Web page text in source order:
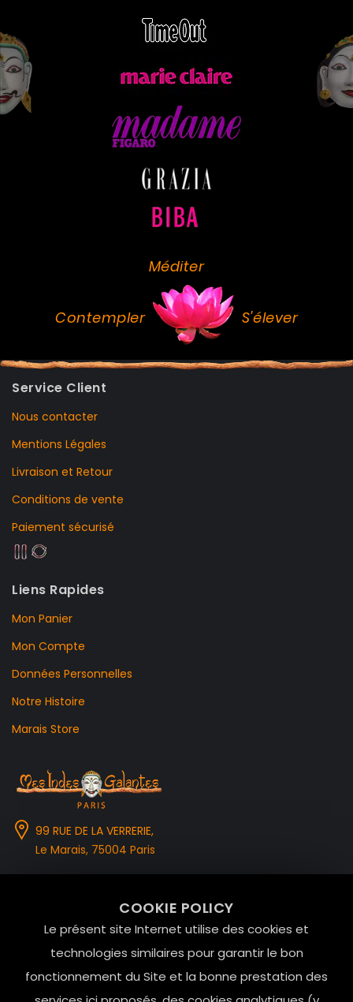
COOKIE POLICY
Le présent site Internet utilise des cookies et
technologies similaires pour garantir le bon
fonctionnement du Site et la bonne prestation des
Méditer
Contempler S'élever
Service Client
Nous contacter
Mentions Légales
Livraison et Retour
Conditions de vente
Paiement sécurisé
Liens Rapides
Mon Panier
Mon Compte
Données Personnelles
Notre Histoire
Marais Store
99 RUE DE LA VERRERIE,
Le Marais, 75004 Paris